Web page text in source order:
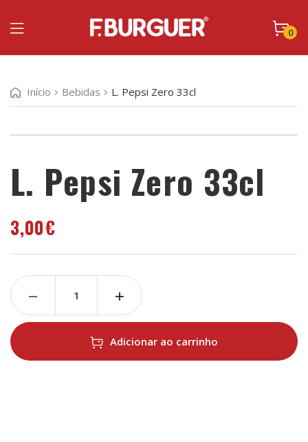
0
Início Bebidas L. Pepsi Zero 33cl
L. Pepsi Zero 33cl
3,00€
Adicionar ao carrinho